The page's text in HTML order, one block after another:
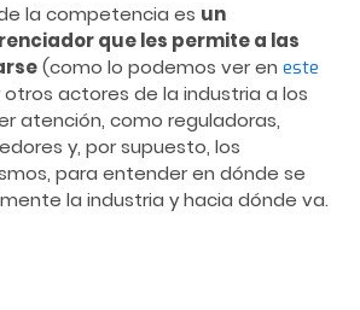
la competencia es un
que les permite a las
(como lo podemos ver en este
otros actores de la industria a los
atención, como reguladoras,
y, por supuesto, los
para entender en dónde se
la industria y hacia dónde va.